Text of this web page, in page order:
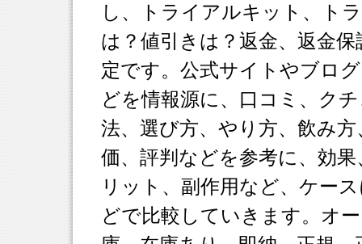
し、トライアルキット、ト
は？値引きは？返金、返金
定です。公式サイトやブロ
どを情報源に、口コミ、ク
法、選び方、やり方、飲み
価、評判などを参考に、効
リット、副作用など、ケー
どで比較していきます。オ